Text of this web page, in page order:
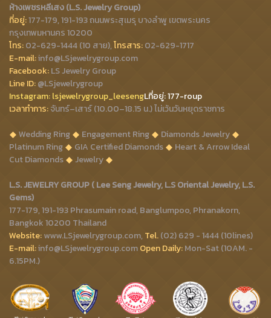
ห้างเพชรหลีเสง (L.S. Jewelry Group)
ที่อยู่:177-179, 191-193 ถนนพระสุเมรุ บางลำพู เขตพระนคร
กรุงเทพมหานคร 10200
โทร:02-629-1444 (10 สาย),โทรสาร:02-629-1717
E-mail:info@LSjewelrygroup.com
Facebook:LS Jewelry Group
Line ID:@LSjewelrygroup
Instagram:lsjewelrygroup_leesengLที่อยู่: 177-roup
เวลาทำการ:จันทร์–เสาร์ (10.00–18.15 น.) ไม่เว้นวันหยุดราชการ
Wedding Ring
Engagement Ring
Diamonds Jewelry
Platinum Ring
GIA Certified Diamonds
Heart & Arrow Ideal
Cut Diamonds
Jewelry
L.S. JEWELRY GROUP ( Lee Seng Jewelry, L.S Oriental Jewelry, L.S.
Gems)
177-179, 191-193 Phrasumain road, Banglumpoo, Phranakorn,
Bangkok 10200 Thailand
Website:www.LSjewelrygroup.com, Tel.(02) 629 - 1444 (10lines)
E-mail:info@LSjewelrygroup.comOpen Daily:Mon-Sat (10AM. -
6.15PM.)